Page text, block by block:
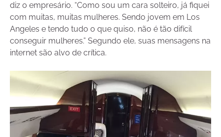
diz o empresário. “Como sou um cara solteiro, já fiquei
com muitas, muitas mulheres. Sendo jovem em Los
Angeles e tendo tudo o que quiso, não é tão difícil
conseguir mulheres.” Segundo ele, suas mensagens na
internet são alvo de crítica.